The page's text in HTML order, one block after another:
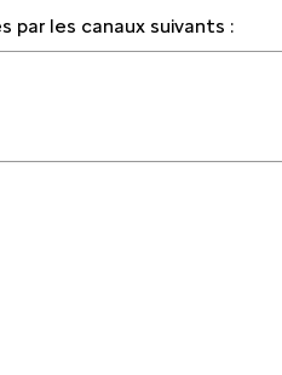
par les canaux suivants :